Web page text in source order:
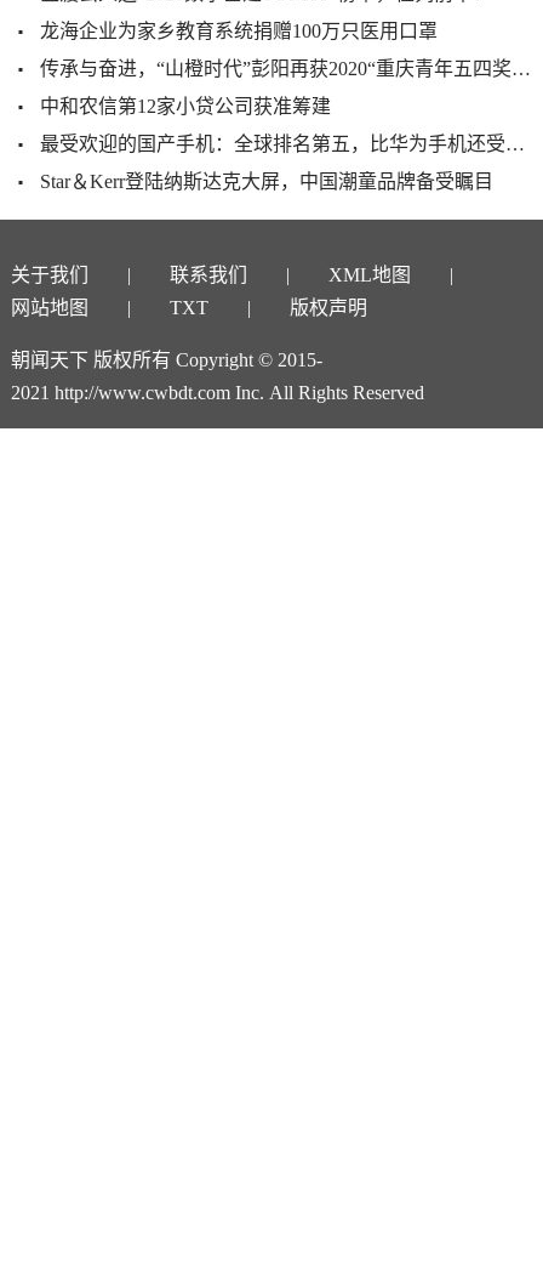
龙海企业为家乡教育系统捐赠100万只医用口罩
传承与奋进，“山橙时代”彭阳再获2020“重庆青年五四奖章”
中和农信第12家小贷公司获准筹建
最受欢迎的国产手机：全球排名第五，比华为手机还受欢迎
Star＆Kerr登陆纳斯达克大屏，中国潮童品牌备受瞩目
关于我们 联系我们
XML地图
网站地图
TXT 版权声明
朝闻天下 版权所有 Copyright © 2015-
2021 http://www.cwbdt.com Inc. All Rights Reserved